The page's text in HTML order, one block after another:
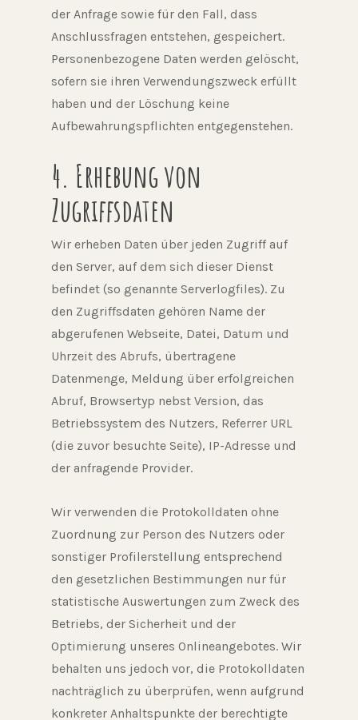
der Anfrage sowie für den Fall, dass
Anschlussfragen entstehen, gespeichert.
Personenbezogene Daten werden gelöscht,
sofern sie ihren Verwendungszweck erfüllt
haben und der Löschung keine
Aufbewahrungspflichten entgegenstehen.
4. Erhebung von
Zugriffsdaten
Wir erheben Daten über jeden Zugriff auf
den Server, auf dem sich dieser Dienst
befindet (so genannte Serverlogfiles). Zu
den Zugriffsdaten gehören Name der
abgerufenen Webseite, Datei, Datum und
Uhrzeit des Abrufs, übertragene
Datenmenge, Meldung über erfolgreichen
Abruf, Browsertyp nebst Version, das
Betriebssystem des Nutzers, Referrer URL
(die zuvor besuchte Seite), IP-Adresse und
der anfragende Provider.
Wir verwenden die Protokolldaten ohne
Zuordnung zur Person des Nutzers oder
sonstiger Profilerstellung entsprechend
den gesetzlichen Bestimmungen nur für
statistische Auswertungen zum Zweck des
Betriebs, der Sicherheit und der
Optimierung unseres Onlineangebotes. Wir
behalten uns jedoch vor, die Protokolldaten
nachträglich zu überprüfen, wenn aufgrund
konkreter Anhaltspunkte der berechtigte